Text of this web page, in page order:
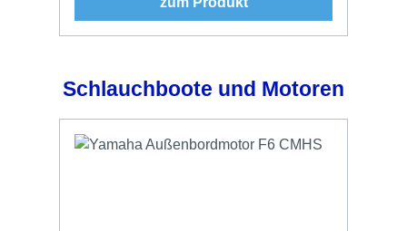
Produktgalerie überspringen
Schlauchboote und Motoren